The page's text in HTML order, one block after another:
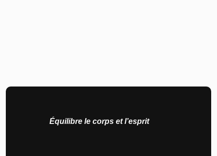
Équilibre le corps et l’esprit